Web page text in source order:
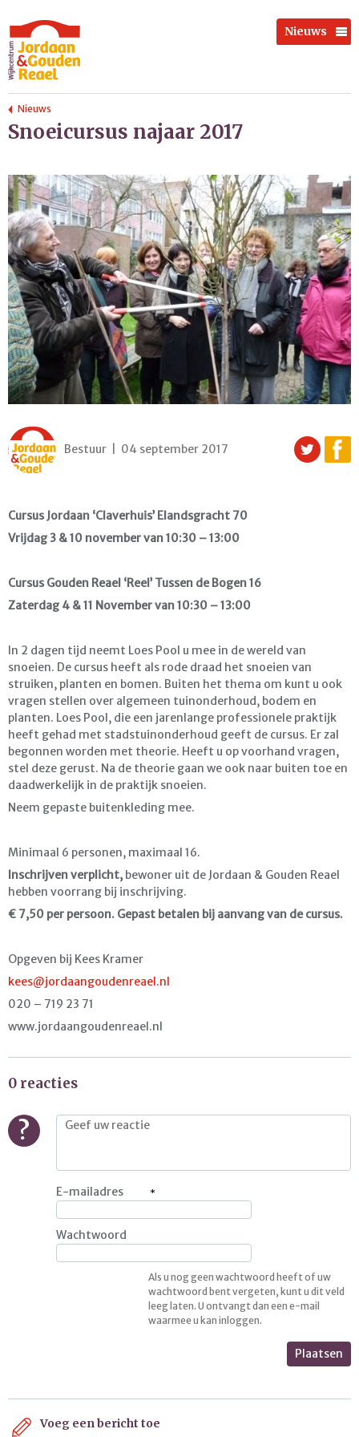
Nieuws
Nieuws
Snoeicursus najaar 2017
Bestuur | 04 september 2017
Cursus Jordaan ‘Claverhuis’ Elandsgracht 70
Vrijdag 3 & 10 november van 10:30 – 13:00
Cursus Gouden Reael ‘Reel’ Tussen de Bogen 16
Zaterdag 4 & 11 November van 10:30 – 13:00
In 2 dagen tijd neemt Loes Pool u mee in de wereld van
snoeien. De cursus heeft als rode draad het snoeien van
struiken, planten en bomen. Buiten het thema om kunt u ook
vragen stellen over algemeen tuinonderhoud, bodem en
planten. Loes Pool, die een jarenlange professionele praktijk
heeft gehad met stadstuinonderhoud geeft de cursus. Er zal
begonnen worden met theorie. Heeft u op voorhand vragen,
stel deze gerust. Na de theorie gaan we ook naar buiten toe en
daadwerkelijk in de praktijk snoeien.
Neem gepaste buitenkleding mee.
Minimaal 6 personen, maximaal 16.
Inschrijven verplicht, bewoner uit de Jordaan & Gouden Reael
hebben voorrang bij inschrijving.
€ 7,50 per persoon. Gepast betalen bij aanvang van de cursus.
Opgeven bij Kees Kramer
kees@jordaangoudenreael.nl
020 – 719 23 71
www.jordaangoudenreael.nl
0 reacties
?
E-mailadres
Wachtwoord
Als u nog geen wachtwoord heeft of uw
wachtwoord bent vergeten, kunt u dit veld
leeg laten. U ontvangt dan een e-mail
waarmee u kan inloggen.
Plaatsen
Voeg een bericht toe